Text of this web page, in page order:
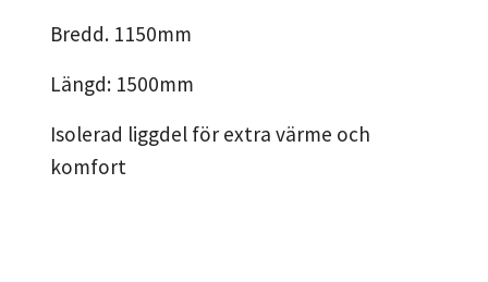
Bredd. 1150mm
Längd: 1500mm
Isolerad liggdel för extra värme och
komfort